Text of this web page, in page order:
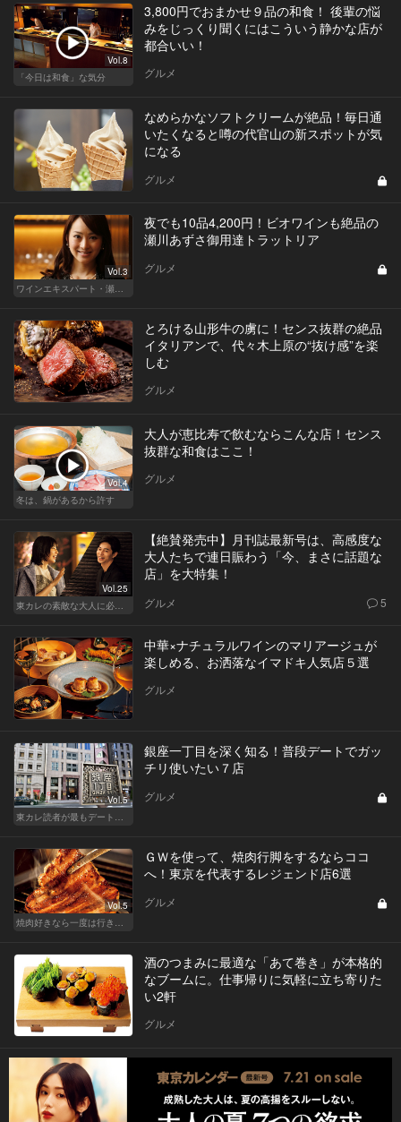
Vol.8
「今日は和食」な気分
3,800円でおまかせ９品の和食！ 後輩の悩
みをじっくり聞くにはこういう静かな店が
都合いい！
グルメ
なめらかなソフトクリームが絶品！毎日通
いたくなると噂の代官山の新スポットが気
になる
グルメ
Vol.3
ワインエキスパート・瀬川あずさの マリアージュを楽しむレストラン
夜でも10品4,200円！ビオワインも絶品の
瀬川あずさ御用達トラットリア
グルメ
とろける山形牛の虜に！センス抜群の絶品
イタリアンで、代々木上原の“抜け感”を楽
しむ
グルメ
Vol.4
冬は、鍋があるから許す
大人が恵比寿で飲むならこんな店！センス
抜群な和食はここ！
グルメ
Vol.25
東カレの素敵な大人に必要なこと
【絶賛発売中】月刊誌最新号は、高感度な
大人たちで連日賑わう「今、まさに話題な
店」を大特集！
グルメ 5
中華×ナチュラルワインのマリアージュが
楽しめる、お洒落なイマドキ人気店５選
グルメ
Vol.5
東カレ読者が最もデートで使うエリア・銀座でデートに使える名店
銀座一丁目を深く知る！普段デートでガッ
チリ使いたい７店
グルメ
Vol.5
焼肉好きなら一度は行きたい、レジェンド的な有名店
ＧＷを使って、焼肉行脚をするならココ
へ！東京を代表するレジェンド店6選
グルメ
酒のつまみに最適な「あて巻き」が本格的
なブームに。仕事帰りに気軽に立ち寄りた
い2軒
グルメ